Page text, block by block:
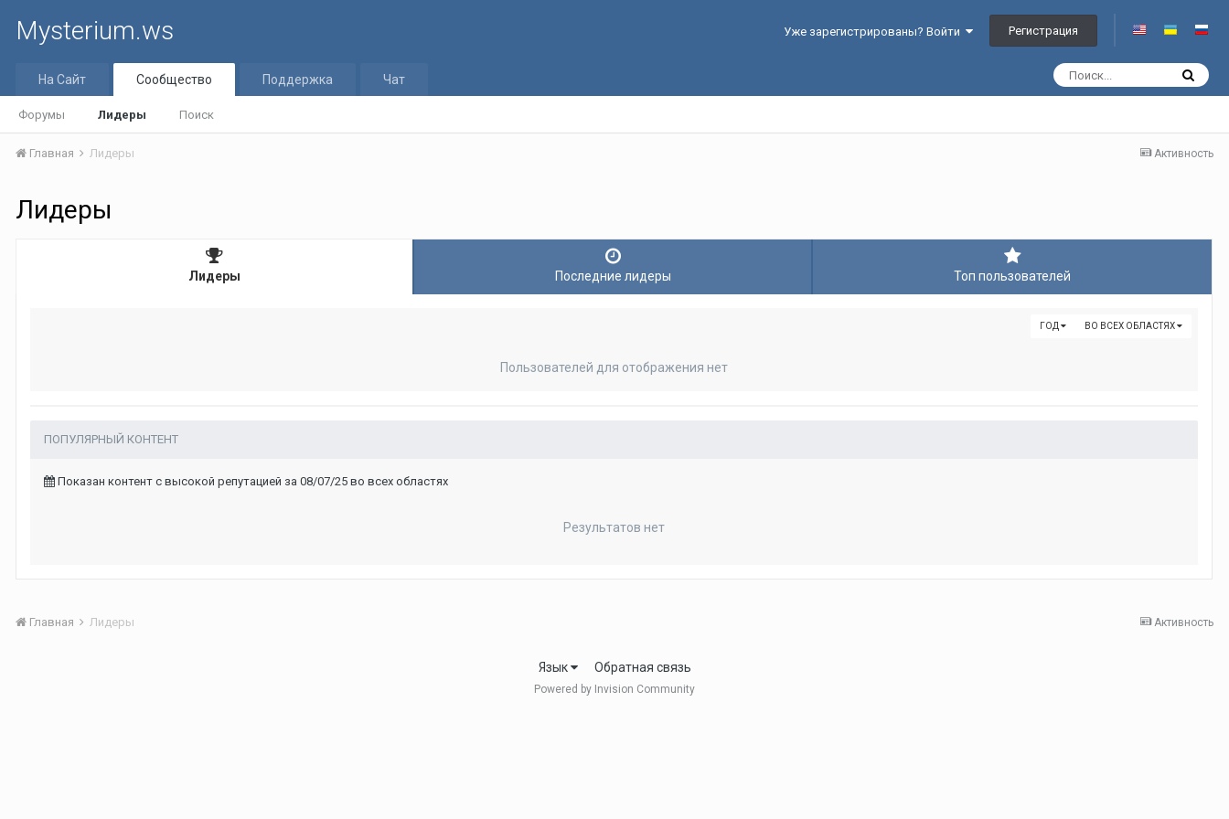
Mysterium.ws Уже зарегистрированы? Войти Регистрация
На Сайт Сообщество
Форумы Лидеры Поиск
Поддержка Чат
Активность
Главная Лидеры
Лидеры
Лидеры Последние лидеры Топ пользователей
ВО ВСЕХ ОБЛАСТЯХ
ГОД
Пользователей для отображения нет
ПОПУЛЯРНЫЙ КОНТЕНТ
Показан контент с высокой репутацией за 08/07/25 во всех областях
Результатов нет
Активность
Главная Лидеры
Язык Обратная связь
Powered by Invision Community